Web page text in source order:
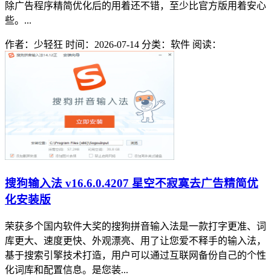
除广告程序精简优化后的用着还不错，至少比官方版用着安心
些。...
作者：少轻狂 时间：2026-07-14 分类：软件 阅读：
搜狗输入法 v16.6.0.4207 星空不寂寞去广告精简优
化安装版
荣获多个国内软件大奖的搜狗拼音输入法是一款打字更准、词
库更大、速度更快、外观漂亮、用了让您爱不释手的输入法，
基于搜索引擎技术打造，用户可以通过互联网备份自己的个性
化词库和配置信息。是您装...